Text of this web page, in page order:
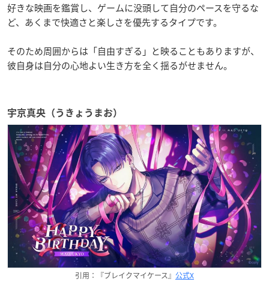
好きな映画を鑑賞し、ゲームに没頭して自分のペースを守るな
ど、あくまで快適さと楽しさを優先するタイプです。
そのため周囲からは「自由すぎる」と映ることもありますが、
彼自身は自分の心地よい生き方を全く揺るがせません。
宇京真央（うきょうまお）
引用：『ブレイクマイケース』 公式X